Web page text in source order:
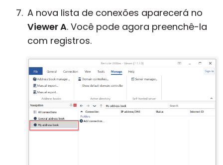
A nova lista de conexões aparecerá no
Viewer A. Você pode agora preenchê-la
com registros.